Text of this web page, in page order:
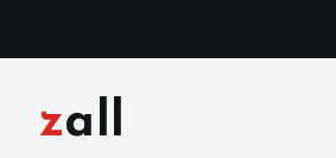
zall